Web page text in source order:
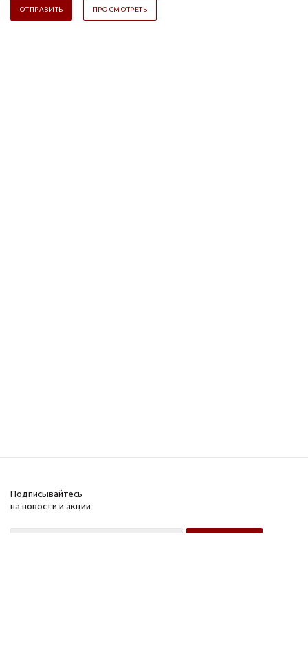
Подписывайтесь
на новости и акции